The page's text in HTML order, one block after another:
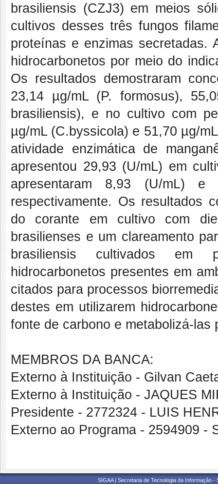
brasiliensis (CZJ3) em meios
cultivos desses três fungos
proteínas e enzimas secretadas.
hidrocarbonetos por meio do
Os resultados demostraram
23,14 µg/mL (P. formosus),
brasiliensis), e no cultivo com
µg/mL (C.byssicola) e 51,70 µg/
atividade enzimática de
apresentou 29,93 (U/mL) em
apresentaram 8,93 (U/mL)
respectivamente. Os resultados
do corante em cultivo com
brasilienses e um clareamento
brasiliensis cultivados em
hidrocarbonetos presentes em
citados para processos
destes em utilizarem
fonte de carbono e metabolizá-
MEMBROS DA BANCA:
Externo à Instituição - Gilvan
Externo à Instituição - JAQUES
Presidente - 2772324 - LUIS
Externo ao Programa - 2594909 -
SIGAA | Secretaria de Tecnologia da Informação